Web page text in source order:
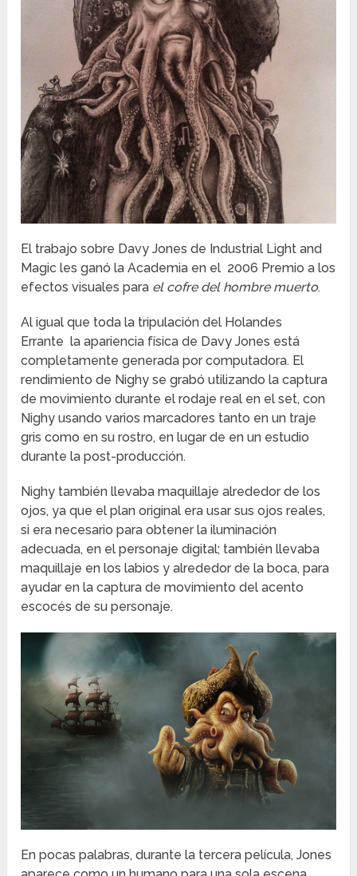
El trabajo sobre Davy Jones de Industrial Light and
Magic les ganó la Academia en el 2006 Premio a los
efectos visuales para el cofre del hombre muerto.
Al igual que toda la tripulación del Holandes
Errante la apariencia física de Davy Jones está
completamente generada por computadora. El
rendimiento de Nighy se grabó utilizando la captura
de movimiento durante el rodaje real en el set, con
Nighy usando varios marcadores tanto en un traje
gris como en su rostro, en lugar de en un estudio
durante la post-producción.
Nighy también llevaba maquillaje alrededor de los
ojos, ya que el plan original era usar sus ojos reales,
si era necesario para obtener la iluminación
adecuada, en el personaje digital; también llevaba
maquillaje en los labios y alrededor de la boca, para
ayudar en la captura de movimiento del acento
escocés de su personaje.
En pocas palabras, durante la tercera película, Jones